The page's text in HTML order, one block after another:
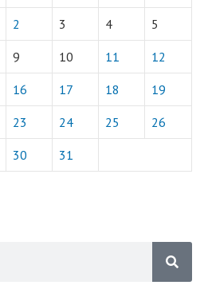
2 3 4 5
9 10 11 12
16 17 18 19
23 24 25 26
30 31